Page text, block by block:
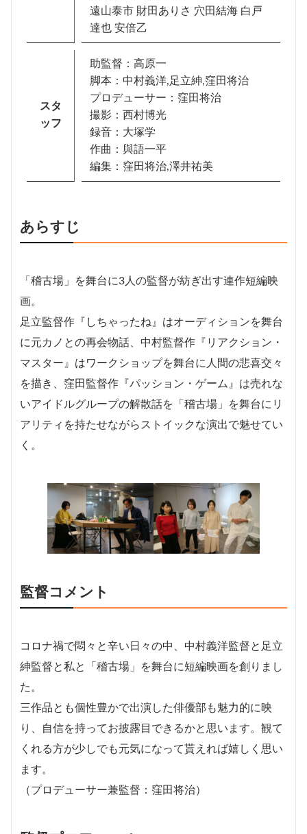
遠山泰市 財田ありさ 穴田結海 白戸
達也 安倍乙
スタ
ッフ
助監督：高原一
脚本：中村義洋,足立紳,窪田将治
プロデューサー：窪田将治
撮影：西村博光
録音：大塚学
作曲：與語一平
編集：窪田将治,澤井祐美
あらすじ
「稽古場」を舞台に3人の監督が紡ぎ出す連作短編映
画。
足立監督作『しちゃったね』はオーディションを舞台
に元カノとの再会物話、中村監督作『リアクション・
マスター』はワークショップを舞台に人間の悲喜交々
を描き、窪田監督作『パッション・ゲーム』は売れな
いアイドルグループの解散話を「稽古場」を舞台にリ
アリティを持たせながらストイックな演出で魅せてい
く。
監督コメント
コロナ禍で悶々と辛い日々の中、中村義洋監督と足立
紳監督と私と「稽古場」を舞台に短編映画を創りまし
た。
三作品とも個性豊かで出演した俳優部も魅力的に映
り、自信を持ってお披露目できるかと思います。観て
くれる方が少しでも元気になって貰えれば嬉しく思い
ます。
（プロデューサー兼監督：窪田将治）